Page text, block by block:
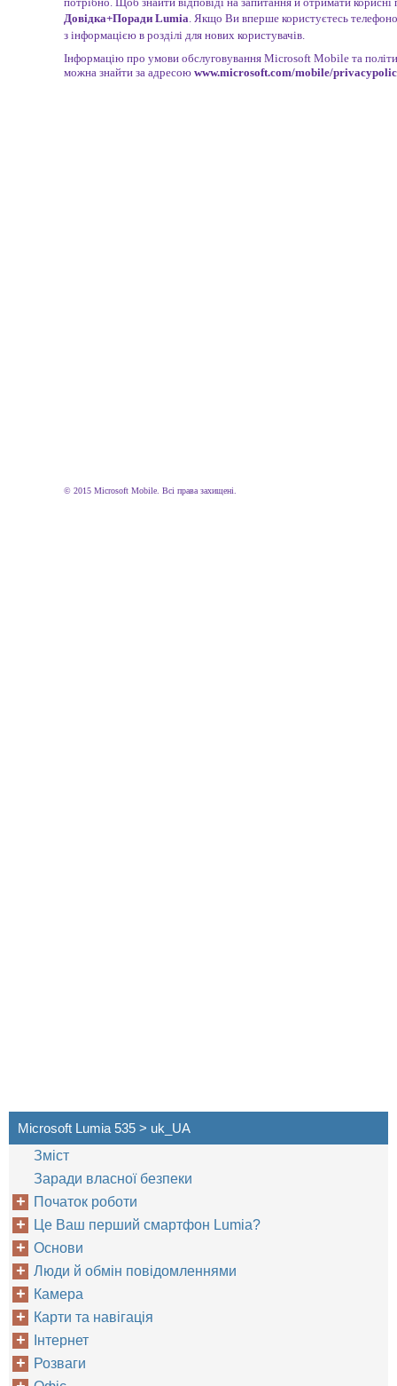
Довідка+Поради Lumia. Якщо Ви вперше користуєтесь
з інформацією в розділі для нових користувачів.
Інформацію про умови обслуговування Microsoft Mobile та
можна знайти за адресою www.microsoft.com/mobile/
© 2015 Microsoft Mobile. Всі права захищені.
Microsoft Lumia 535 > uk_UA
Зміст
Заради власної безпеки
Початок роботи
Це Ваш перший смартфон Lumia?
Основи
Люди й обмін повідомленнями
Камера
Карти та навігація
Інтернет
Розваги